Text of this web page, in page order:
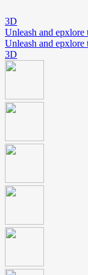
3D
Unleash and
Unleash and
3D